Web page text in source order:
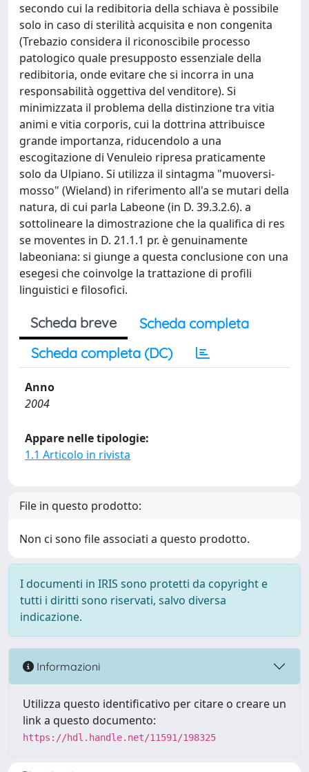
secondo cui la redibitoria della schiava è possibile
solo in caso di sterilità acquisita e non congenita
(Trebazio considera il riconoscibile processo
patologico quale presupposto essenziale della
redibitoria, onde evitare che si incorra in una
responsabilità oggettiva del venditore). Si
minimizzata il problema della distinzione tra vitia
animi e vitia corporis, cui la dottrina attribuisce
grande importanza, riducendolo a una
escogitazione di Venuleio ripresa praticamente
solo da Ulpiano. Si utilizza il sintagma "muoversi-
mosso" (Wieland) in riferimento all'a se mutari della
natura, di cui parla Labeone (in D. 39.3.2.6). a
sottolineare la dimostrazione che la qualifica di res
se moventes in D. 21.1.1 pr. è genuinamente
labeoniana: si giunge a questa conclusione con una
esegesi che coinvolge la trattazione di profili
linguistici e filosofici.
Scheda breve
Scheda completa
Scheda completa (DC)
Anno
2004
Appare nelle tipologie:
1.1 Articolo in rivista
File in questo prodotto:
Non ci sono file associati a questo prodotto.
I documenti in IRIS sono protetti da copyright e
tutti i diritti sono riservati, salvo diversa
indicazione.
Informazioni
Utilizza questo identificativo per citare o creare un
link a questo documento:
https://hdl.handle.net/11591/198325